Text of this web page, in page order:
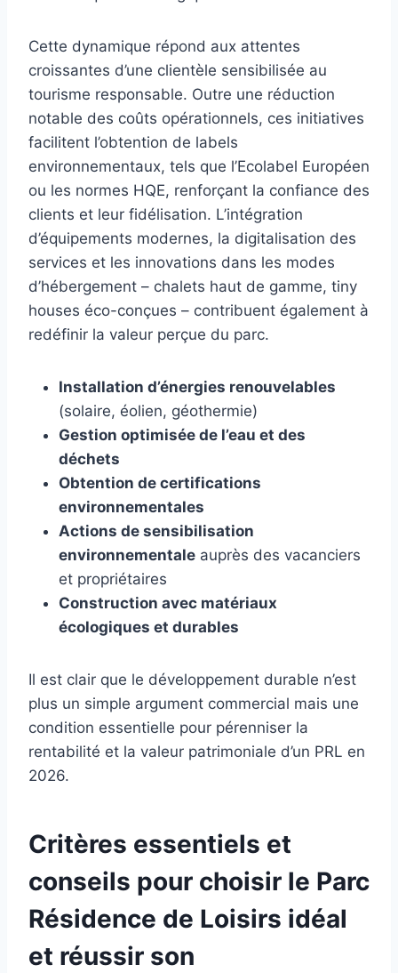
Cette dynamique répond aux attentes
croissantes d’une clientèle sensibilisée au
tourisme responsable. Outre une réduction
notable des coûts opérationnels, ces initiatives
facilitent l’obtention de labels
environnementaux, tels que l’Ecolabel Européen
ou les normes HQE, renforçant la confiance des
clients et leur fidélisation. L’intégration
d’équipements modernes, la digitalisation des
services et les innovations dans les modes
d’hébergement – chalets haut de gamme, tiny
houses éco-conçues – contribuent également à
redéfinir la valeur perçue du parc.
Installation d’énergies renouvelables
(solaire, éolien, géothermie)
Gestion optimisée de l’eau et des
déchets
Obtention de certifications
environnementales
Actions de sensibilisation
environnementale auprès des vacanciers
et propriétaires
Construction avec matériaux
écologiques et durables
Il est clair que le développement durable n’est
plus un simple argument commercial mais une
condition essentielle pour pérenniser la
rentabilité et la valeur patrimoniale d’un PRL en
2026.
Critères essentiels et
conseils pour choisir le Parc
Résidence de Loisirs idéal
et réussir son